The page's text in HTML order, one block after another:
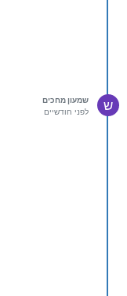
ש
שמעון מחכים
לפני חודשיים